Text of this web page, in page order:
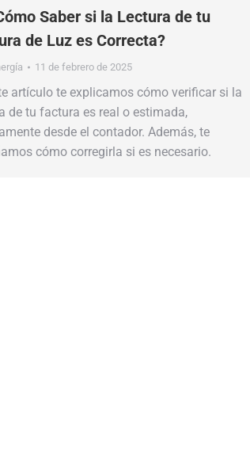
Saber si la Lectura de tu
de Luz es Correcta?
11 de febrero de 2025
artículo te explicamos cómo verificar si la
de tu factura es real o estimada,
desde el contador. Además, te
cómo corregirla si es necesario.